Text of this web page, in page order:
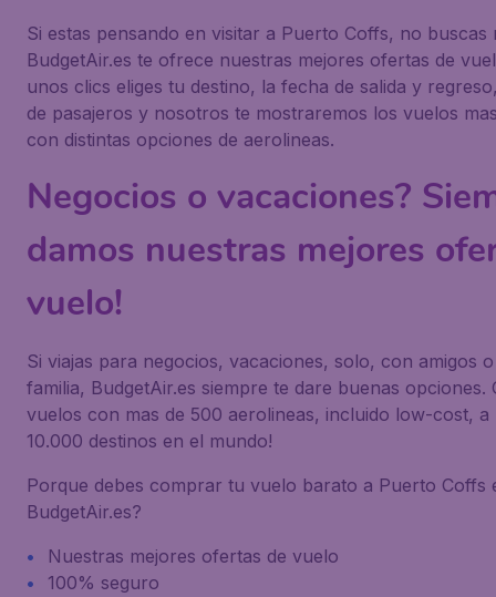
Si estas pensando en visitar a Puerto Coffs, no buscas
BudgetAir.es te ofrece nuestras mejores ofertas de
unos clics eliges tu destino, la fecha de salida y
de pasajeros y nosotros te mostraremos los vuelos
con distintas opciones de aerolineas.
Negocios o vacaciones?
damos nuestras mejores
vuelo!
Si viajas para negocios, vacaciones, solo, con amigos
familia, BudgetAir.es siempre te dare buenas opciones.
vuelos con mas de 500 aerolineas, incluido low-cost, a
10.000 destinos en el mundo!
Porque debes comprar tu vuelo barato a Puerto Coffs
BudgetAir.es?
Nuestras mejores ofertas de vuelo
100% seguro